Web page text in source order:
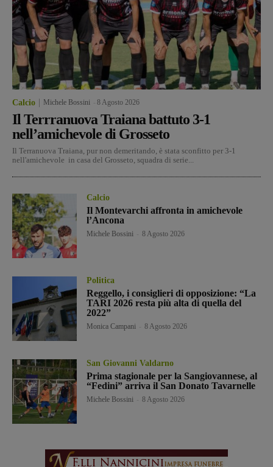
Calcio Michele Bossini 8 Agosto 2026
Il Terrranuova Traiana battuto 3-1
nell’amichevole di Grosseto
Il Terranuova Traiana, pur non demeritando, è stata sconfitto per 3-1
nell'amichevole in casa del Grosseto, squadra di serie...
Calcio
Il Montevarchi affronta in amichevole
l’Ancona
Michele Bossini 8 Agosto 2026
Politica
Reggello, i consiglieri di opposizione: “La
TARI 2026 resta più alta di quella del
2022”
Monica Campani 8 Agosto 2026
San Giovanni Valdarno
Prima stagionale per la Sangiovannese, al
“Fedini” arriva il San Donato Tavarnelle
Michele Bossini 8 Agosto 2026